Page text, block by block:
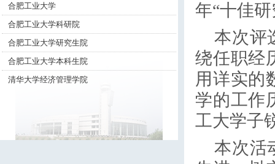
合肥工业大学
合肥工业大学科研院
合肥工业大学研究生院
合肥工业大学本科生院
清华大学经济管理学院
年“十佳
本次评
绕任职经
用详实的
学的工作
工大学子
本次活